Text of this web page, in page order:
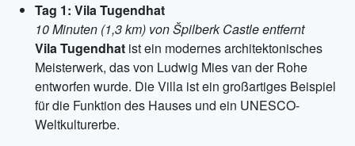
Tag 1: Vila Tugendhat
10 Minuten (1,3 km) von Špilberk Castle entfernt
Vila Tugendhat ist ein modernes architektonisches
Meisterwerk, das von Ludwig Mies van der Rohe
entworfen wurde. Die Villa ist ein großartiges Beispiel
für die Funktion des Hauses und ein UNESCO-
Weltkulturerbe.